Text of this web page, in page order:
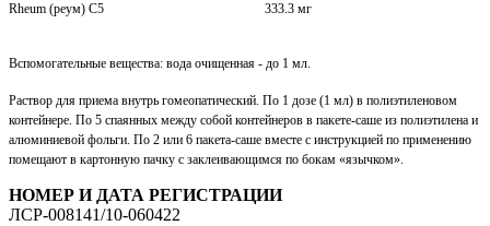
Rheum (реум) C5 333.3 мг
Вспомогательные вещества: вода очищенная - до 1 мл.
Раствор для приема внутрь гомеопатический. По 1 дозе (1 мл) в полиэтиленовом
контейнере. По 5 спаянных между собой контейнеров в пакете-саше из полиэтилена и
алюминиевой фольги. По 2 или 6 пакета-саше вместе с инструкцией по применению
помещают в картонную пачку с заклеивающимся по бокам «язычком».
НОМЕР И ДАТА РЕГИСТРАЦИИ
ЛСР-008141/10-060422